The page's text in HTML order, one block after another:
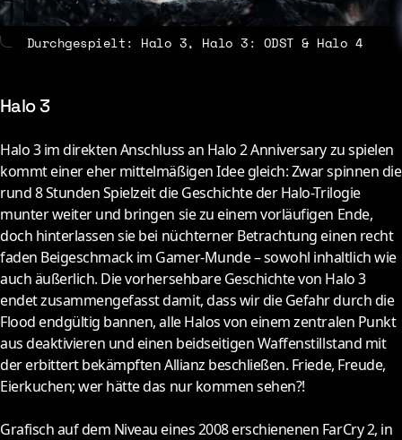
Durchgespielt: Halo 3, Halo 3: ODST & Halo 4
Halo 3
Halo 3 im direkten Anschluss an Halo 2 Anniversary zu spielen
kommt einer eher mittelmäßigen Idee gleich: Zwar spinnen die
rund 8 Stunden Spielzeit die Geschichte der Halo-Trilogie
munter weiter und bringen sie zu einem vorläufigen Ende,
doch hinterlassen sie bei nüchterner Betrachtung einen recht
faden Beigeschmack im Gamer-Munde – sowohl inhaltlich wie
auch äußerlich. Die vorhersehbare Geschichte von Halo 3
endet zusammengefasst damit, dass wir die Gefahr durch die
Flood endgültig bannen, alle Halos von einem zentralen Punkt
aus deaktivieren und einen beidseitigen Waffenstillstand mit
der erbittert bekämpften Allianz beschließen. Friede, Freude,
Eierkuchen; wer hätte das nur kommen sehen?!
Grafisch auf dem Niveau eines 2008 erschienenen FarCry 2, in